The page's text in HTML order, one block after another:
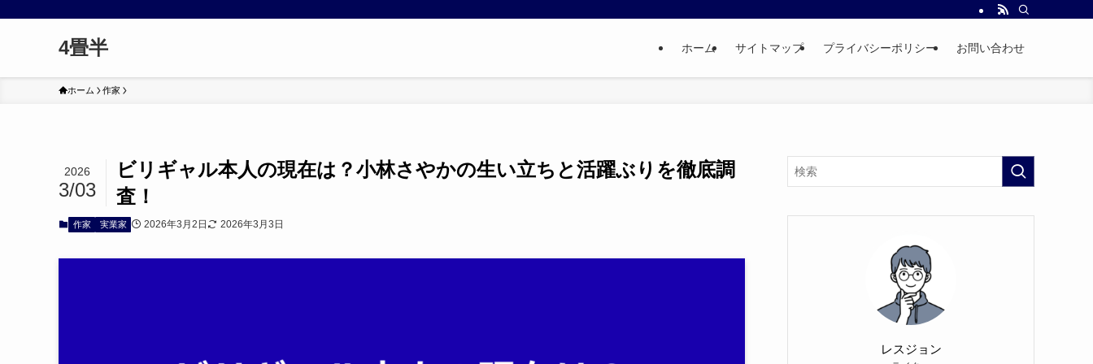
4畳半 ホーム サイトマップ プライバシーポリシー お問い合わせ
ホーム 作家
ビリギャル本人の現在は？小林さやかの生い立ちと活躍ぶりを徹底調
査！
2026
3/03
作家 実業家 2026年3月2日 2026年3月3日
レスジョン